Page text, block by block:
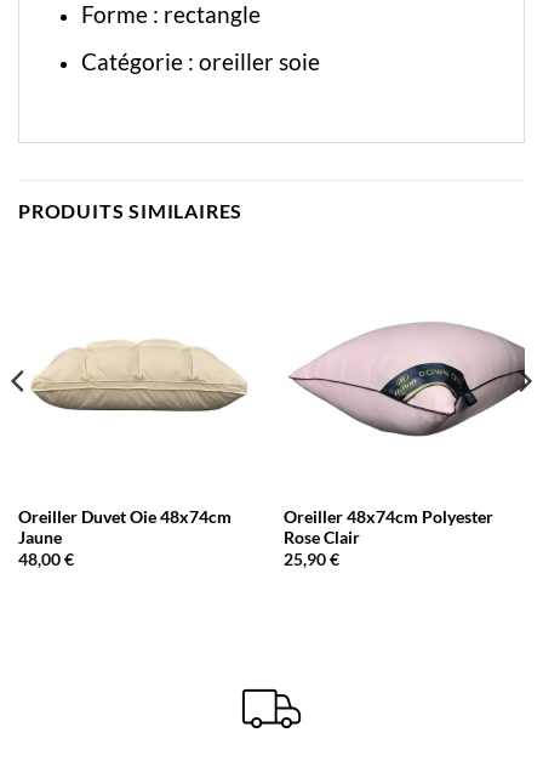
Forme : rectangle
Catégorie : oreiller soie
PRODUITS SIMILAIRES
Oreiller Duvet Oie 48x74cm
Jaune
48,00€
Oreiller 48x74cm Polyester
Rose Clair
25,90€